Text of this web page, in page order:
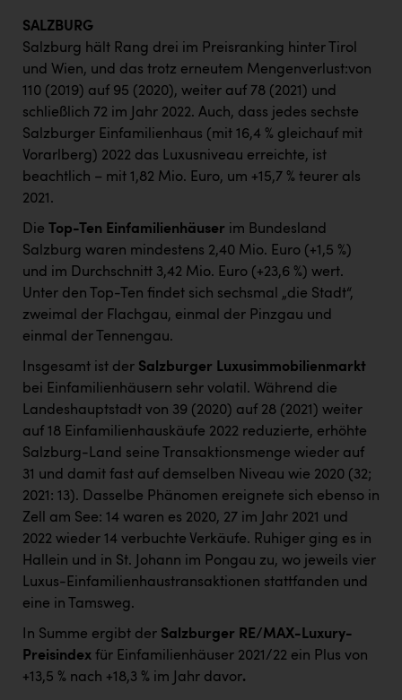
SALZBURG
Salzburg hält Rang drei im Preisranking hinter Tirol
und Wien, und das trotz erneutem Mengenverlust:von
110 (2019) auf 95 (2020), weiter auf 78 (2021) und
schließlich 72 im Jahr 2022. Auch, dass jedes sechste
Salzburger Einfamilienhaus (mit 16,4 % gleichauf mit
Vorarlberg) 2022 das Luxusniveau erreichte, ist
beachtlich – mit 1,82 Mio. Euro, um +15,7 % teurer als
2021.
Die Top-Ten Einfamilienhäuser im Bundesland
Salzburg waren mindestens 2,40 Mio. Euro (+1,5 %)
und im Durchschnitt 3,42 Mio. Euro (+23,6 %) wert.
Unter den Top-Ten findet sich sechsmal „die Stadt“,
zweimal der Flachgau, einmal der Pinzgau und
einmal der Tennengau.
Insgesamt ist der Salzburger Luxusimmobilienmarkt
bei Einfamilienhäusern sehr volatil. Während die
Landeshauptstadt von 39 (2020) auf 28 (2021) weiter
auf 18 Einfamilienhauskäufe 2022 reduzierte, erhöhte
Salzburg-Land seine Transaktionsmenge wieder auf
31 und damit fast auf demselben Niveau wie 2020 (32;
2021: 13). Dasselbe Phänomen ereignete sich ebenso in
Zell am See: 14 waren es 2020, 27 im Jahr 2021 und
2022 wieder 14 verbuchte Verkäufe. Ruhiger ging es in
Hallein und in St. Johann im Pongau zu, wo jeweils vier
Luxus-Einfamilienhaustransaktionen stattfanden und
eine in Tamsweg.
In Summe ergibt der Salzburger RE/MAX-Luxury-
Preisindex für Einfamilienhäuser 2021/22 ein Plus von
+13,5 % nach +18,3 % im Jahr davor.